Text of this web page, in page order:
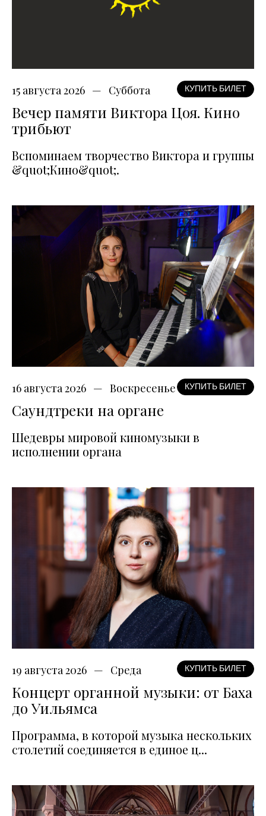
15 августа 2026 Суббота КУПИТЬ БИЛЕТ
Вечер памяти Виктора Цоя. Кино
трибьют
Вспоминаем творчество Виктора и группы
&quot;Кино&quot;.
16 августа 2026 Воскресенье КУПИТЬ БИЛЕТ
Саундтреки на органе
Шедевры мировой киномузыки в
исполнении органа
19 августа 2026 Среда КУПИТЬ БИЛЕТ
Концерт органной музыки: от Баха
до Уильямса
Программа, в которой музыка нескольких
столетий соединяется в единое ц...